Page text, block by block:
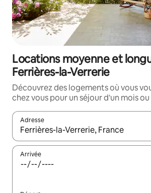
Locations moyenne et
Ferrières-la-Verrerie
Découvrez des logements où vous
chez vous pour un séjour d'un mois ou
Adresse
Lorsque les résultats s'affichent,
Arrivée